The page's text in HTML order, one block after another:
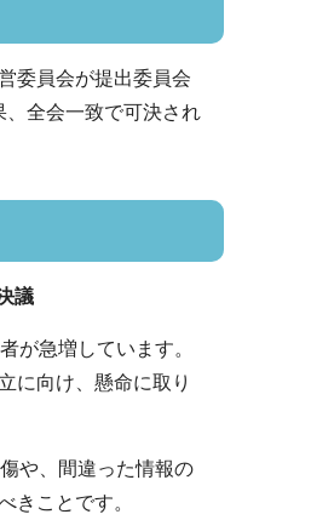
委員会が提出委員会
全会一致で可決され
議
が急増しています。
に向け、懸命に取り
や、間違った情報の
きことです。